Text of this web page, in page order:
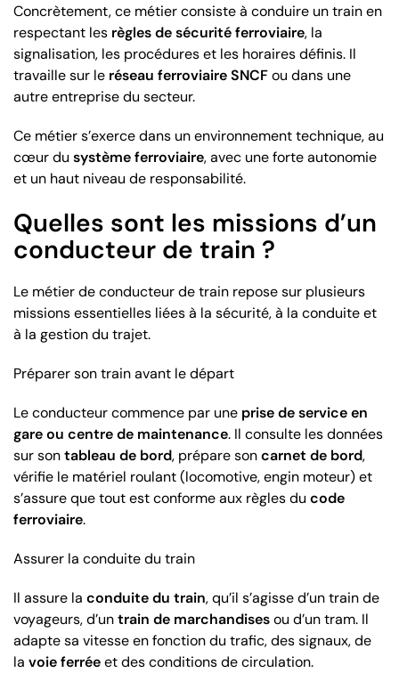
Concrètement, ce métier consiste à conduire un train en
respectant les règles de sécurité ferroviaire, la
signalisation, les procédures et les horaires définis. Il
travaille sur le réseau ferroviaire SNCFou dans une
autre entreprise du secteur.
Ce métier s’exerce dans un environnement technique, au
cœur du système ferroviaire, avec une forte autonomie
et un haut niveau de responsabilité.
Quelles sont les missions d’un
conducteur de train ?
Le métier de conducteur de train repose sur plusieurs
missions essentielles liées à la sécurité, à la conduite et
à la gestion du trajet.
Préparer son train avant le départ
Le conducteur commence par une prise de service en
gare ou centre de maintenance. Il consulte les données
sur sontableau de bord, prépare soncarnet de bord,
vérifie le matériel roulant (locomotive, engin moteur) et
s’assure que tout est conforme aux règles du code
ferroviaire.
Assurer la conduite du train
Il assure la conduite du train, qu’il s’agisse d’un train de
voyageurs, d’untrain de marchandisesou d’un tram. Il
adapte sa vitesse en fonction du trafic, des signaux, de
la voie ferréeet des conditions de circulation.